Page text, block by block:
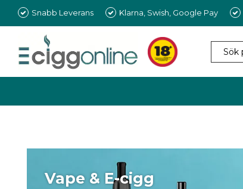
Snabb Leverans Klarna, Swish, Google Pay
Vape & E-cigg